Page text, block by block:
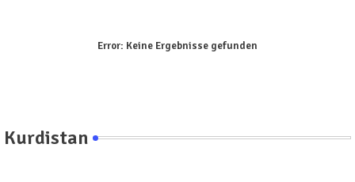
Error: Keine Ergebnisse gefunden
Kurdistan